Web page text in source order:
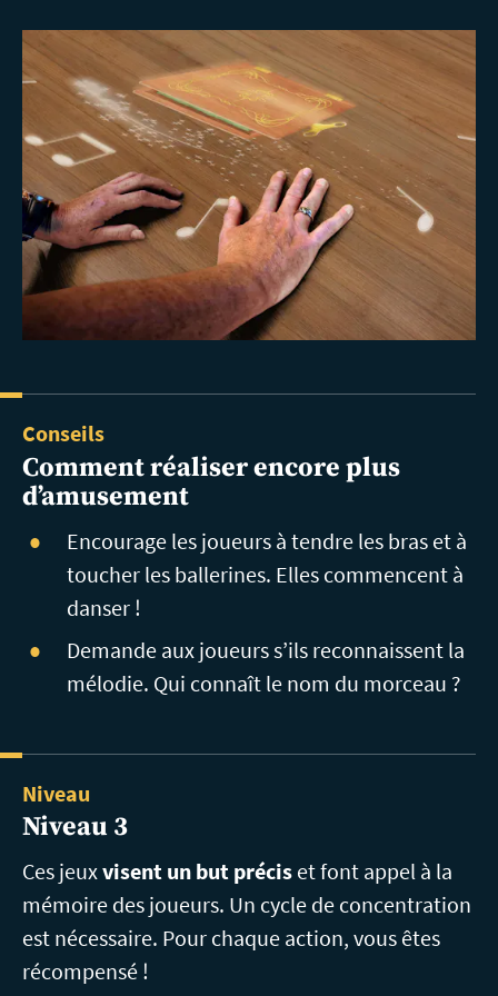
Conseils
Comment réaliser encore plus
d’amusement
Encourage les joueurs à tendre les bras et à
toucher les ballerines. Elles commencent à
danser !
Demande aux joueurs s’ils reconnaissent la
mélodie. Qui connaît le nom du morceau ?
Niveau
Niveau 3
Ces jeuxvisent un but précis et font appel à la
mémoire des joueurs. Un cycle de concentration
est nécessaire. Pour chaque action, vous êtes
récompensé !